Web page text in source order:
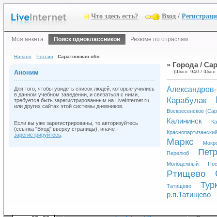
Что здесь есть? Вход /
Моя анкета Поиск одноклассников Резюме по отраслям
Начало Россия Саратовская обл.
Аноним
Для того, чтобы увидеть список людей, которые учились
в данном учебном заведении, и связаться с ними,
требуется быть зарегистрированным на LiveInternet.ru
или других сайтах этой системы дневников.
Если вы уже зарегистрированы, то авторизуйтесь
(ссылка "Вход" вверху страницы), иначе -
зарегистрируйтесь
» Города /
(Школ: 940 / Школ
Карабулак
Воскресенское
Калининск
Маркс
Перелюб
Молодежный
Ртищево
Татищево
р.п.Татищево